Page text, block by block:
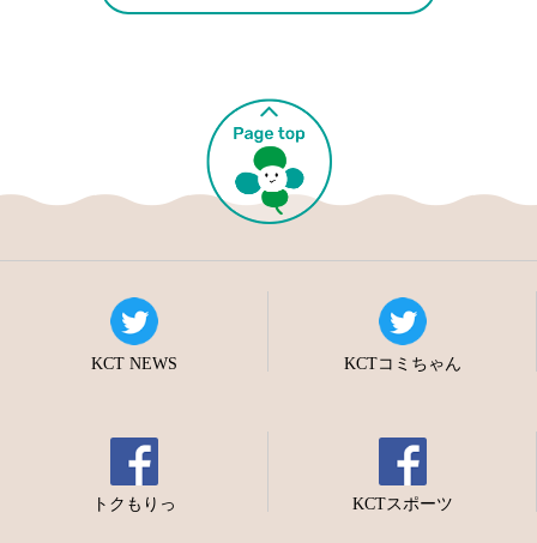
KCT NEWS KCTコミちゃん
トクもりっ KCTスポーツ